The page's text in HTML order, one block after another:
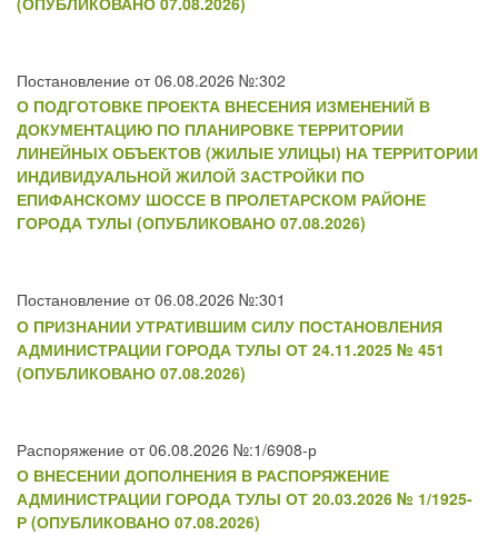
Постановление от 06.08.2026 №:302
О ПОДГОТОВКЕ ПРОЕКТА ВНЕСЕНИЯ ИЗМЕНЕНИЙ В
ДОКУМЕНТАЦИЮ ПО ПЛАНИРОВКЕ ТЕРРИТОРИИ
ЛИНЕЙНЫХ ОБЪЕКТОВ (ЖИЛЫЕ УЛИЦЫ) НА ТЕРРИТОРИИ
ИНДИВИДУАЛЬНОЙ ЖИЛОЙ ЗАСТРОЙКИ ПО
ЕПИФАНСКОМУ ШОССЕ В ПРОЛЕТАРСКОМ РАЙОНЕ
ГОРОДА ТУЛЫ (ОПУБЛИКОВАНО 07.08.2026)
Постановление от 06.08.2026 №:301
О ПРИЗНАНИИ УТРАТИВШИМ СИЛУ ПОСТАНОВЛЕНИЯ
АДМИНИСТРАЦИИ ГОРОДА ТУЛЫ ОТ 24.11.2025 № 451
(ОПУБЛИКОВАНО 07.08.2026)
Распоряжение от 06.08.2026 №:1/6908-р
О ВНЕСЕНИИ ДОПОЛНЕНИЯ В РАСПОРЯЖЕНИЕ
АДМИНИСТРАЦИИ ГОРОДА ТУЛЫ ОТ 20.03.2026 № 1/1925-
Р (ОПУБЛИКОВАНО 07.08.2026)